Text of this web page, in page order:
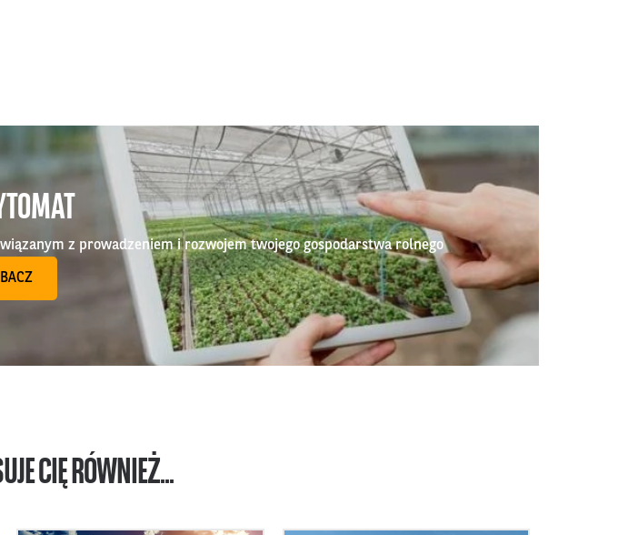
z prowadzeniem i rozwojem twojego gospodarstwa rolnego
CIĘ RÓWNIEŻ...